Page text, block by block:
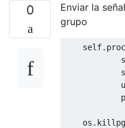
0
Enviar la
grupo
    self
. proc
    os
. killpg